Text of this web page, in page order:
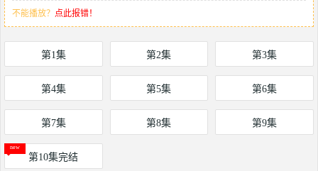
不能播放？ 点此报错！
第1集 第2集 第3集
第4集 第5集 第6集
第7集 第8集 第9集
第10集完结